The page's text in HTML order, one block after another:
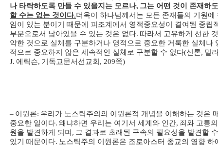
나 타락하도록 만들 수 있을지는 모르나, 그는 어떤 것이 존재하
할 수는 없는 것이다.더욱이 하나님께서는 모든 존재들의 기원에
임이 있는 분이기 때문에 피조계에서 영적중요성이 결여된 중립
부분으로서 남아있을 수 있는 것은 없다. 따라서 고유하게 선한
악한 것으로 실체를 구분하거나 영적으로 중요한 거룩한 실체나
적으로 중요하지 않은 세속적인 실체로 구분할 수 없다(신론, 밀
J. 에릭슨, 기독교문서선교회 , 209쪽)
– 이원론: 우리가 노스틱주의의 이원론적 개념을 이해하는 것은
중요한 일이다. 왜냐하면 우리는 여기서 세계와 인간, 죄와 고통
원을 발견하게 되며 , 그 결과로 초래된 구속의 필요성을 발견할
있기 때문이다. 노스틱주의 이원론은 조로아스터 종교의 영향 하